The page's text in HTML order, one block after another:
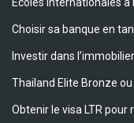
Choisir sa banque en
Investir dans
Thailand Elite Bronze
Obtenir le visa LTR pour